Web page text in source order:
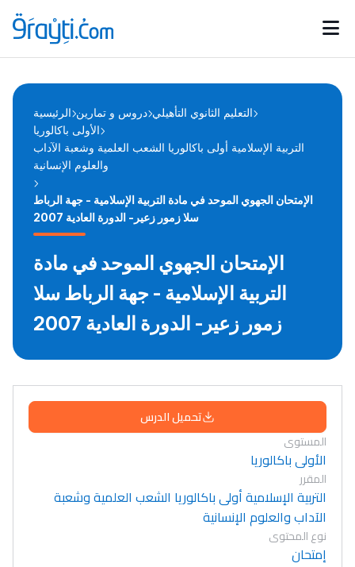
Catégories
d'actualités
Annonces bourses
الرئيسية دروس و تمارين التعليم الثانوي التأهيلي
الأولى باكالوريا
التربية الإسلامية أولى باكالوريا الشعب العلمية وشعبة الآداب
والعلوم الإنسانية
اﻹﻣﺘﺤﺎن اﻟﺠﮭﻮي اﻟﻤﻮﺣﺪ في مادة التربية الإسلامية - ﺟﮭﺔ اﻟﺮﺑﺎط
ﺳﻼ زﻣﻮر زﻋﯿﺮ- الدورة العادية 2007
اﻹﻣﺘﺤﺎن اﻟﺠﮭﻮي اﻟﻤﻮﺣﺪ في مادة
التربية الإسلامية - ﺟﮭﺔ اﻟﺮﺑﺎط ﺳﻼ
زﻣﻮر زﻋﯿﺮ- الدورة العادية 2007
تحميل الدرس
المستوى
الأولى باكالوريا
المقرر
التربية الإسلامية أولى باكالوريا الشعب العلمية وشعبة
الآداب والعلوم الإنسانية
نوع المحتوى
إمتحان